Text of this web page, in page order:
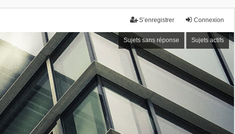
Connexion
S’enregistrer
Sujets sans réponse Sujets actifs